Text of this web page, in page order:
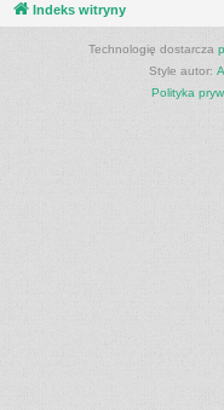
Indeks witryny
Technologię dostarcza
Style autor:
Polityka